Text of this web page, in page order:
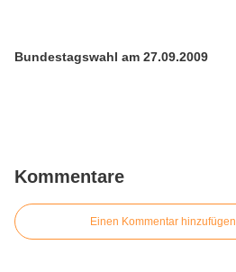
Bundestagswahl am 27.09.2009
Kommentare
Einen Kommentar hinzufügen